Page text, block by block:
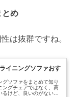
とめ
は抜群ですね。
イニングソファおす
グソファをまとめて知り
ングチェアではなく、高
けど、良いのがないか